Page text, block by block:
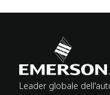
Leader globale